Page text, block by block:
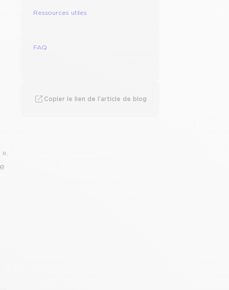
Ressources utiles
FAQ
Copier le lien de l’article de blog